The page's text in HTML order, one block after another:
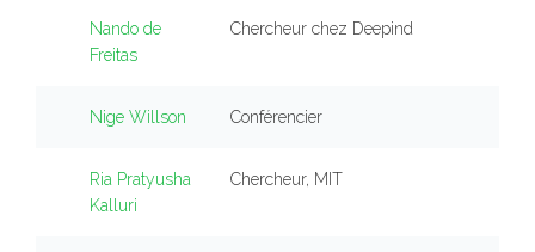
Nando de
Freitas
Chercheur chez Deepind
Nige Willson Conférencier
Ria Pratyusha
Kalluri
Chercheur, MIT